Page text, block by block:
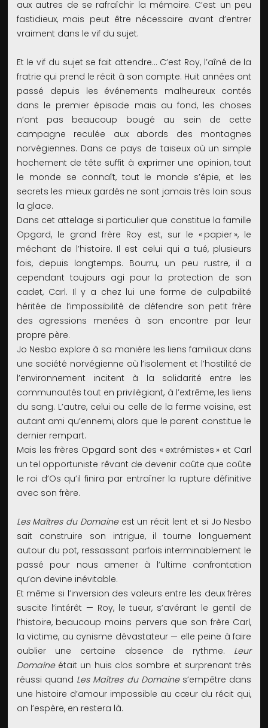
aux autres de se rafraîchir la mémoire. C’est un peu
fastidieux, mais peut être nécessaire avant d’entrer
vraiment dans le vif du sujet.
Et le vif du sujet se fait attendre… C’est Roy, l’aîné de la
fratrie qui prend le récit à son compte. Huit années ont
passé depuis les événements malheureux contés
dans le premier épisode mais au fond, les choses
n’ont pas beaucoup bougé au sein de cette
campagne reculée aux abords des montagnes
norvégiennes. Dans ce pays de taiseux où un simple
hochement de tête suffit à exprimer une opinion, tout
le monde se connaît, tout le monde s’épie, et les
secrets les mieux gardés ne sont jamais très loin sous
la glace.
Dans cet attelage si particulier que constitue la famille
Opgard, le grand frère Roy est, sur le « papier », le
méchant de l’histoire. Il est celui qui a tué, plusieurs
fois, depuis longtemps. Bourru, un peu rustre, il a
cependant toujours agi pour la protection de son
cadet, Carl. Il y a chez lui une forme de culpabilité
héritée de l’impossibilité de défendre son petit frère
des agressions menées à son encontre par leur
propre père.
Jo Nesbo explore à sa manière les liens familiaux dans
une société norvégienne où l’isolement et l’hostilité de
l’environnement incitent à la solidarité entre les
communautés tout en privilégiant, à l’extrême, les liens
du sang. L’autre, celui ou celle de la ferme voisine, est
autant ami qu’ennemi, alors que le parent constitue le
dernier rempart.
Mais les frères Opgard sont des « extrémistes » et Carl
un tel opportuniste rêvant de devenir coûte que coûte
le roi d’Os qu’il finira par entraîner la rupture définitive
avec son frère.
Les Maîtres du Domaineest un récit lent et si Jo Nesbo
sait construire son intrigue, il tourne longuement
autour du pot, ressassant parfois interminablement le
passé pour nous amener à l’ultime confrontation
qu’on devine inévitable.
Et même si l’inversion des valeurs entre les deux frères
suscite l’intérêt — Roy, le tueur, s’avérant le gentil de
l’histoire, beaucoup moins pervers que son frère Carl,
la victime, au cynisme dévastateur — elle peine à faire
oublier une certaine absence de rythme. Leur
Domaineétait un huis clos sombre et surprenant très
réussi quand Les Maîtres du Domaines’empêtre dans
une histoire d’amour impossible au cœur du récit qui,
on l’espère, en restera là.